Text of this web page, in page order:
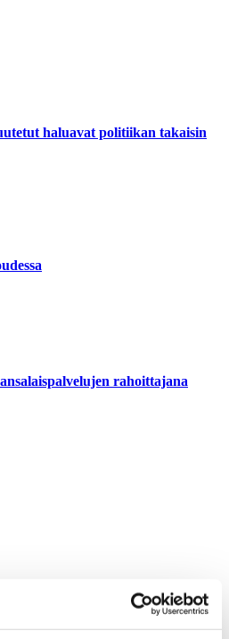
haluavat politiikan takaisin
rahoittajana
JYRÄSI KUNTAVAALIEN